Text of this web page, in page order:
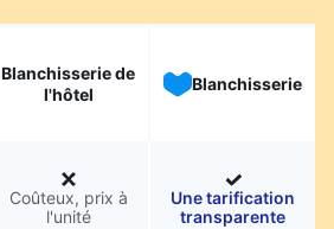
Blanchisserie de
l'hôtel
Blanchisserie
Coûteux, prix à
l'unité
Une tarification
transparente